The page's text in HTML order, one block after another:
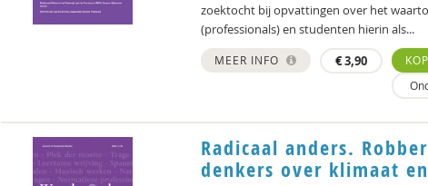
zoektocht bij opvattingen over het
(professionals) en studenten hierin als...
MEER INFO €3,90
Radicaal anders.
denkers over klimaat